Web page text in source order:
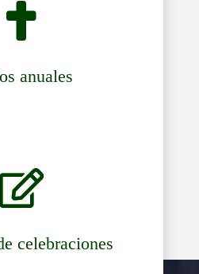

anuales

celebraciones